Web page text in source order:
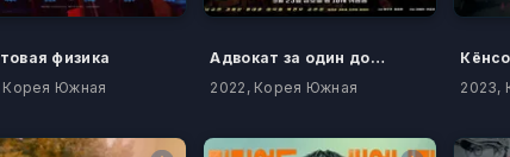
физика
Корея Южная
Адвокат за один доллар
2022, Корея Южная
2023,